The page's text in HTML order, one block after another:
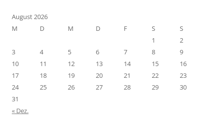
August 2026
M
D M D F S
S
1
2
3
4 5 6 7 8
9
10
11 12 13 14 15
16
17
18 19 20 21 22
23
24
25 26 27 28 29
30
31
« Dez.